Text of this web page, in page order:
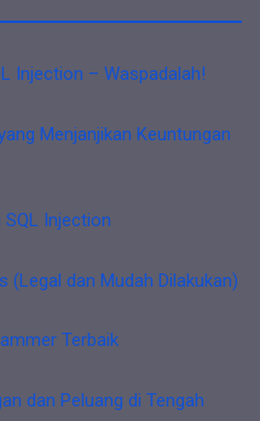
Injection – Waspadalah!
Menjanjikan Keuntungan
Injection
(Legal dan Mudah Dilakukan)
Terbaik
dan Peluang di Tengah